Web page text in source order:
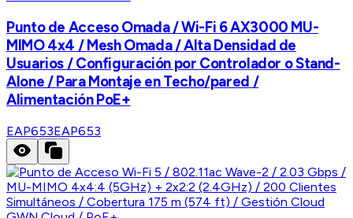
Punto de Acceso Omada / Wi-Fi 6 AX3000 MU-
MIMO 4x4 / Mesh Omada / Alta Densidad de
Usuarios / Configuración por Controlador o Stand-
Alone / Para Montaje en Techo/pared /
Alimentación PoE+
EAP653EAP653